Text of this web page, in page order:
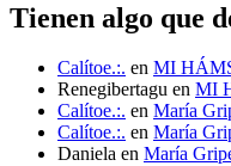
Tienen algo que
Calítoe.:. en MI
Renegibertagu en MI
Calítoe.:. en María
Calítoe.:. en María
Daniela en María